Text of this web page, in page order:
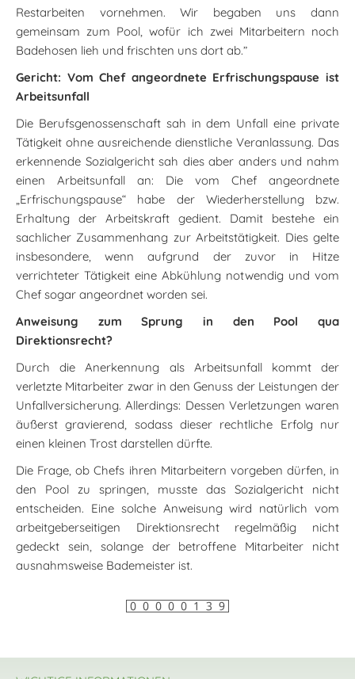
Restarbeiten vornehmen. Wir begaben uns dann
gemeinsam zum Pool, wofür ich zwei Mitarbeitern noch
Badehosen lieh und frischten uns dort ab.”
Gericht: Vom Chef angeordnete Erfrischungspause ist
Arbeitsunfall
Die Berufsgenossenschaft sah in dem Unfall eine private
Tätigkeit ohne ausreichende dienstliche Veranlassung. Das
erkennende Sozialgericht sah dies aber anders und nahm
einen Arbeitsunfall an: Die vom Chef angeordnete
„Erfrischungspause“ habe der Wiederherstellung bzw.
Erhaltung der Arbeitskraft gedient. Damit bestehe ein
sachlicher Zusammenhang zur Arbeitstätigkeit. Dies gelte
insbesondere, wenn aufgrund der zuvor in Hitze
verrichteter Tätigkeit eine Abkühlung notwendig und vom
Chef sogar angeordnet worden sei.
Anweisung zum Sprung in den Pool qua
Direktionsrecht?
Durch die Anerkennung als Arbeitsunfall kommt der
verletzte Mitarbeiter zwar in den Genuss der Leistungen der
Unfallversicherung. Allerdings: Dessen Verletzungen waren
äußerst gravierend, sodass dieser rechtliche Erfolg nur
einen kleinen Trost darstellen dürfte.
Die Frage, ob Chefs ihren Mitarbeitern vorgeben dürfen, in
den Pool zu springen, musste das Sozialgericht nicht
entscheiden. Eine solche Anweisung wird natürlich vom
arbeitgeberseitigen Direktionsrecht regelmäßig nicht
gedeckt sein, solange der betroffene Mitarbeiter nicht
ausnahmsweise Bademeister ist.